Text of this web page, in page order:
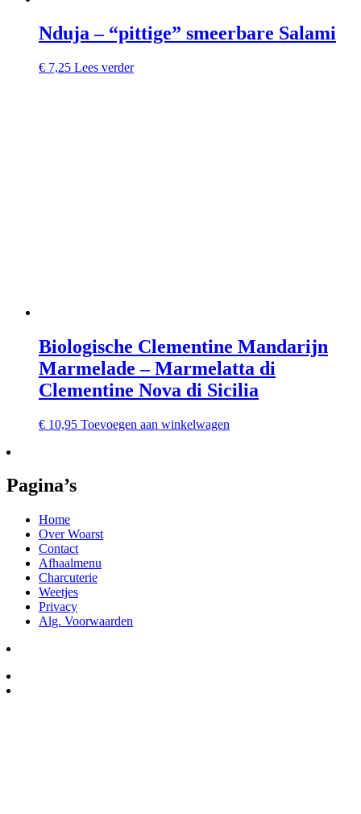
Nduja – “pittige” smeerbare Salami
€ 7,25 Lees verder
Biologische Clementine Mandarijn
Marmelade – Marmelatta di
Clementine Nova di Sicilia
€ 10,95 Toevoegen aan winkelwagen
Pagina’s
Home
Over Woarst
Contact
Afhaalmenu
Charcuterie
Weetjes
Privacy
Alg. Voorwaarden